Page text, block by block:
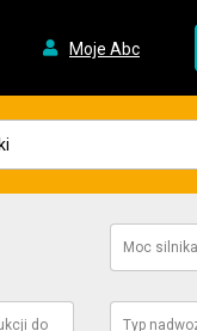
Moje Abc
Moc silnika
do Typ